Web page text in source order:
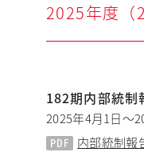
2025年度（
182期内部統制
2025年4月1日～
内部統制報